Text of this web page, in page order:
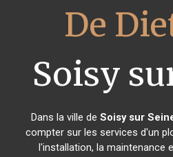
De
Soisy
Dans la ville deSoisy sur
compter sur les services d'un
l'installation, la maintenance